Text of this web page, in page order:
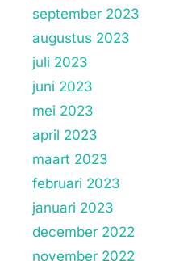
september 2023
augustus 2023
juli 2023
juni 2023
mei 2023
april 2023
maart 2023
februari 2023
januari 2023
december 2022
november 2022